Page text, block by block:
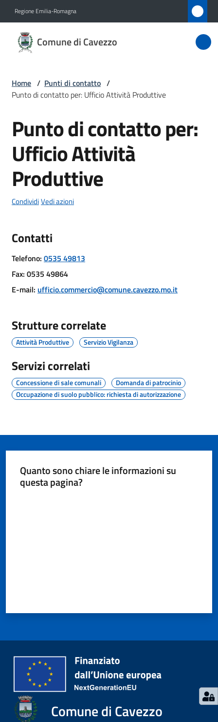
Regione Emilia-Romagna
Comune di Cavezzo
di
Novità
Servizi
Vivere
Cavezzo
Protezione
civile
Cavezzo
Sportello
telematico
Tutti
gli
Seguici
Home / Punti di contatto /
Punto di contatto per: Ufficio Attività Produttive
Salta al contenuto
Punto di contatto per:
Ufficio Attività
Produttive
CondividiVedi azioni
Contatti
Telefono: 0535 49813
Fax: 0535 49864
E-mail: ufficio.commercio@comune.cavezzo.mo.it
Strutture correlate
Attività Produttive Servizio Vigilanza
Servizi correlati
Concessione di sale comunali
Domanda di patrocinio
Occupazione di suolo pubblico: richiesta di autorizzazione
Quanto sono chiare le informazioni su
questa pagina?
Comune di Cavezzo